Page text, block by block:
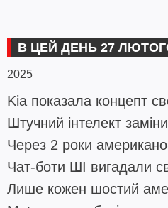
В ЦЕЙ ДЕНЬ 27
2025
Kia показала концепт
Штучний інтелект
Через 2 роки
Чат-боти ШІ вигадали
Лише кожен шостий